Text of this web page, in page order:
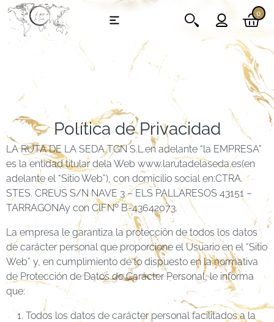
0
Política de Privacidad
LA RUTA DE LA SEDA TGN S.L.en adelante “la EMPRESA”
es la entidad titular dela Web www.larutadelaseda.es(en
adelante el “Sitio Web”), con domicilio social en:CTRA.
STES. CREUS S/N NAVE 3 – ELS PALLARESOS 43151 –
TARRAGONAy con CIFNº B-43642073.
La empresa le garantiza la protección de todos los datos
de carácter personal que proporcione el Usuario en el “Sitio
Web” y, en cumplimiento de lo dispuesto en la normativa
de Protección de Datos de Carácter Personal, le informa
que:
Todos los datos de carácter personal facilitados a la